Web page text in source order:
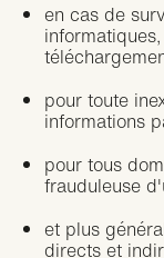
en cas de
pour toute
informations
pour tous
frauduleuse
et plus
directs et